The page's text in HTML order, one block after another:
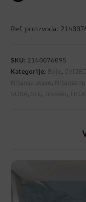
Ref. proizvoda:
SKU: 2140076095
Kategorije: Boje,
Nijanse plave, Nijanse
SOBA, Stil, Tropski,